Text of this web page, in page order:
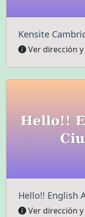
Kensite
Ver dirección
Hello!! English
Ver dirección